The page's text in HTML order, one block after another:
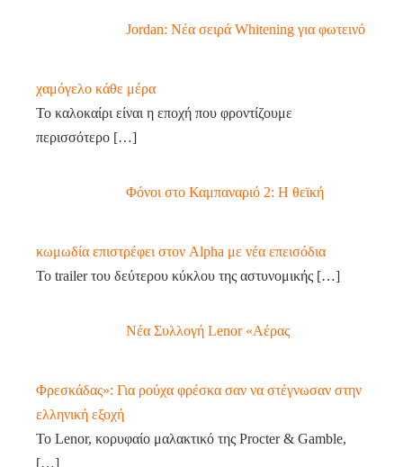
Jordan: Νέα σειρά Whitening για φωτεινό
χαμόγελο κάθε μέρα
Το καλοκαίρι είναι η εποχή που φροντίζουμε
περισσότερο […]
Φόνοι στο Καμπαναριό 2: Η θεϊκή
κωμωδία επιστρέφει στον Alpha με νέα επεισόδια
Το trailer του δεύτερου κύκλου της αστυνομικής […]
Νέα Συλλογή Lenor «Αέρας
Φρεσκάδας»: Για ρούχα φρέσκα σαν να στέγνωσαν στην
ελληνική εξοχή
Το Lenor, κορυφαίο μαλακτικό της Procter & Gamble,
[…]